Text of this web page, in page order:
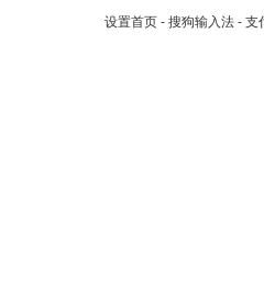
设置首页 - 搜狗输入法 - 支